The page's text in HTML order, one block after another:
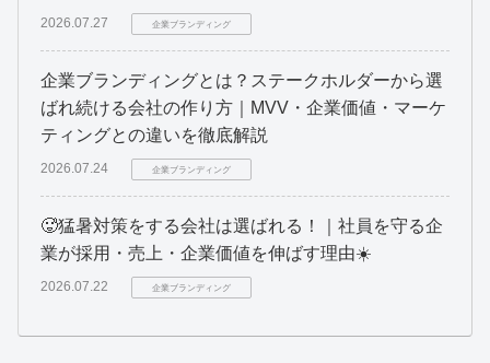
2026.07.27 企業ブランディング
企業ブランディングとは？ステークホルダーから選
ばれ続ける会社の作り方｜MVV・企業価値・マーケ
ティングとの違いを徹底解説
2026.07.24 企業ブランディング
🥵猛暑対策をする会社は選ばれる！｜社員を守る企
業が採用・売上・企業価値を伸ばす理由☀️
2026.07.22 企業ブランディング